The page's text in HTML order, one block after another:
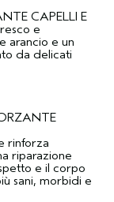
CAPELLI E
e
arancio e un
da delicati
rinforza
riparazione
e il corpo
sani, morbidi e